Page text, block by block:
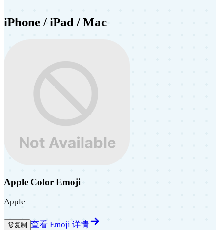
iPhone / iPad / Mac
Apple Color Emoji
Apple
👗复制 查看 Emoji 详情